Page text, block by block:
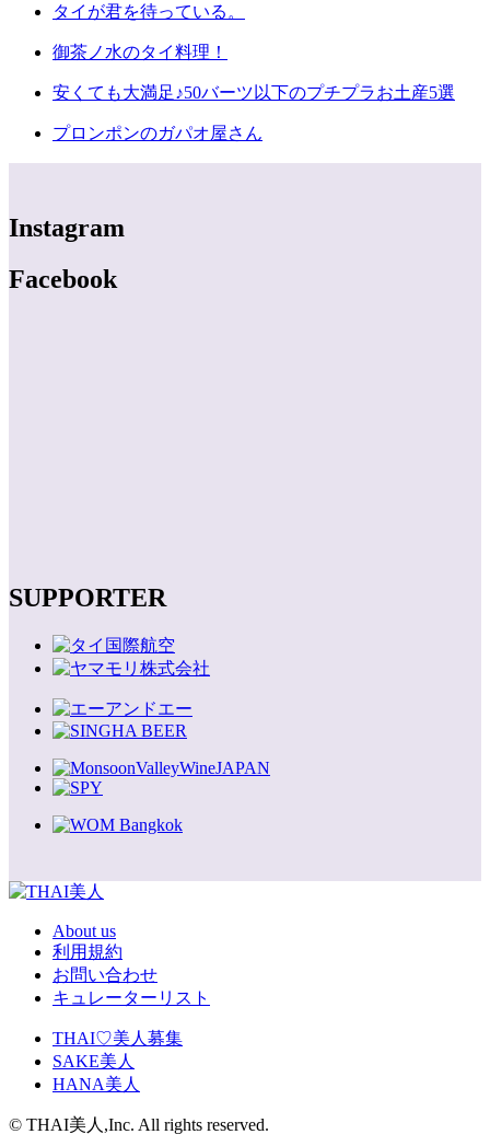
タイが君を待っている。
御茶ノ水のタイ料理！
安くても大満足♪50バーツ以下のプチプラお土産5選
プロンポンのガパオ屋さん
Instagram
Facebook
SUPPORTER
About us
利用規約
お問い合わせ
キュレーターリスト
THAI♡美人募集
SAKE美人
HANA美人
© THAI美人,Inc. All rights reserved.